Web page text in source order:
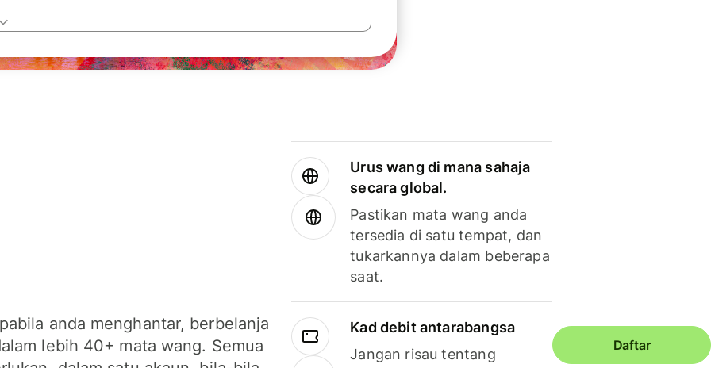
anda menghantar, berbelanja
lebih 40+ mata wang. Semua
Urus wang di mana sahaja
secara global.
Pastikan mata wang anda
tersedia di satu tempat, dan
tukarkannya dalam beberapa
saat.
Kad debit antarabangsa
Jangan risau tentang
Daftar